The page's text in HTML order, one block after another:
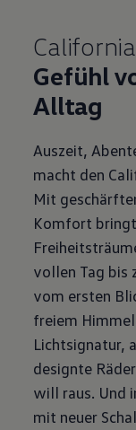
California
Gefühl
Alltag
Auszeit,
macht den
Mit
Komfort
vollen Tag bis
vom ersten
freiem
Lichtsignatur,
designte
will raus. Und
mit neuer